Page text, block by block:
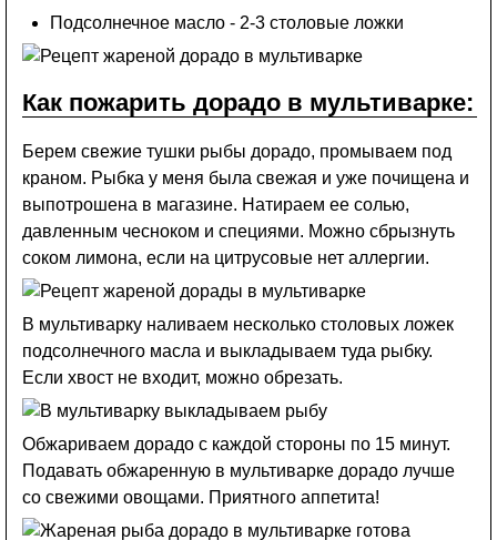
Подсолнечное масло - 2-3 столовые ложки
Как пожарить дорадо в мультиварке:
Берем свежие тушки рыбы дорадо, промываем под
краном. Рыбка у меня была свежая и уже почищена и
выпотрошена в магазине. Натираем ее солью,
давленным чесноком и специями. Можно сбрызнуть
соком лимона, если на цитрусовые нет аллергии.
В мультиварку наливаем несколько столовых ложек
подсолнечного масла и выкладываем туда рыбку.
Если хвост не входит, можно обрезать.
Обжариваем дорадо с каждой стороны по 15 минут.
Подавать обжаренную в мультиварке дорадо лучше
со свежими овощами. Приятного аппетита!